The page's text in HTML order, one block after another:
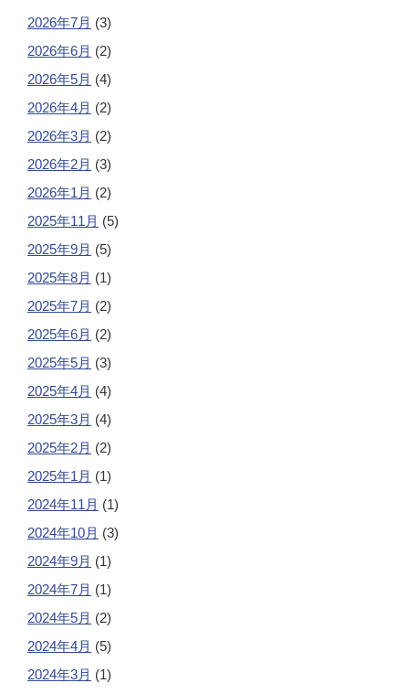
2026年7月 (3)
2026年6月 (2)
2026年5月 (4)
2026年4月 (2)
2026年3月 (2)
2026年2月 (3)
2026年1月 (2)
2025年11月 (5)
2025年9月 (5)
2025年8月 (1)
2025年7月 (2)
2025年6月 (2)
2025年5月 (3)
2025年4月 (4)
2025年3月 (4)
2025年2月 (2)
2025年1月 (1)
2024年11月 (1)
2024年10月 (3)
2024年9月 (1)
2024年7月 (1)
2024年5月 (2)
2024年4月 (5)
2024年3月 (1)